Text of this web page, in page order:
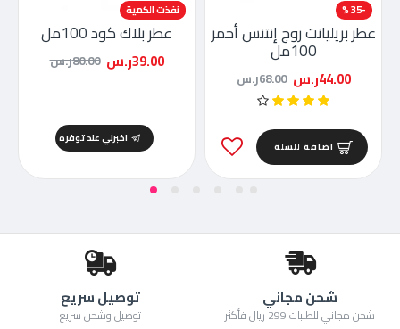
-35 %
عطر بريليانت روج إنتنس أحمر
100مل
44.00ر.س 68.00ر.س
اضافة للسلة
-51 %
نفذت الكمية
عطر بلاك كود 100مل
39.00ر.س 80.00ر.س
اخبرني عند توفره
شحن مجاني
شحن مجاني للطلبات 299 ريال فأكثر
توصيل سريع
توصيل وشحن سريع